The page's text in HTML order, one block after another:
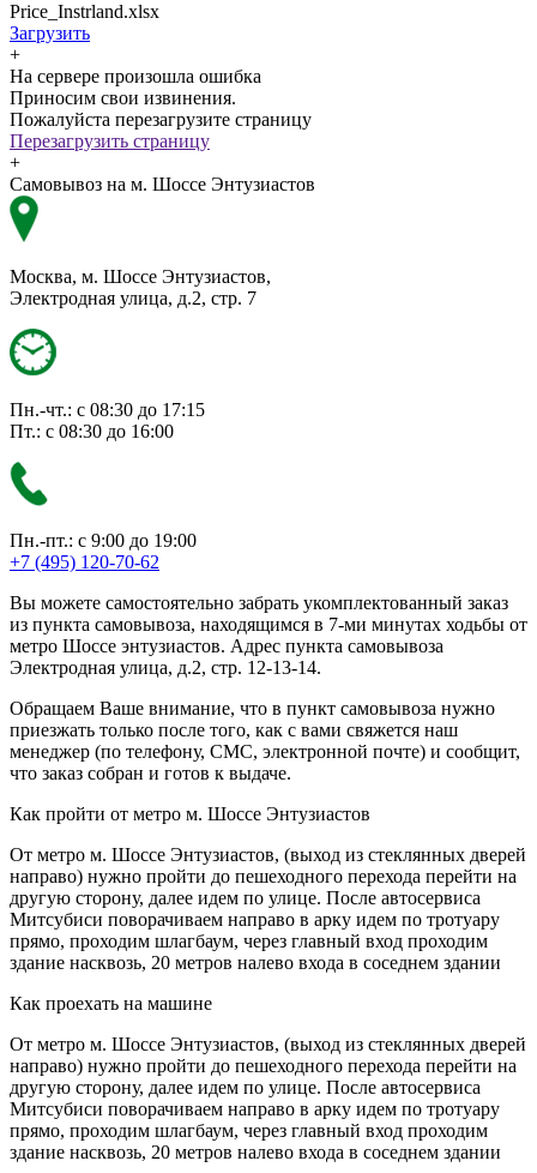
Price_Instrland.xlsx
Загрузить
+
На сервере произошла ошибка
Приносим свои извинения.
Пожалуйста перезагрузите страницу
Перезагрузить страницу
+
Самовывоз на м. Шоссе Энтузиастов
Москва, м. Шоссе Энтузиастов,
Электродная улица, д.2, стр. 7
Пн.-чт.: с 08:30 до 17:15
Пт.: с 08:30 до 16:00
Пн.-пт.: с 9:00 до 19:00
+7 (495) 120-70-62
Вы можете самостоятельно забрать укомплектованный заказ
из пункта самовывоза, находящимся в 7-ми минутах ходьбы от
метро Шоссе энтузиастов. Адрес пункта самовывоза
Электродная улица, д.2, стр. 12-13-14.
Обращаем Ваше внимание, что в пункт самовывоза нужно
приезжать только после того, как с вами свяжется наш
менеджер (по телефону, СМС, электронной почте) и сообщит,
что заказ собран и готов к выдаче.
Как пройти от метро м. Шоссе Энтузиастов
От метро м. Шоссе Энтузиастов, (выход из стеклянных дверей
направо) нужно пройти до пешеходного перехода перейти на
другую сторону, далее идем по улице. После автосервиса
Митсубиси поворачиваем направо в арку идем по тротуару
прямо, проходим шлагбаум, через главный вход проходим
здание насквозь, 20 метров налево входа в соседнем здании
Как проехать на машине
От метро м. Шоссе Энтузиастов, (выход из стеклянных дверей
направо) нужно пройти до пешеходного перехода перейти на
другую сторону, далее идем по улице. После автосервиса
Митсубиси поворачиваем направо в арку идем по тротуару
прямо, проходим шлагбаум, через главный вход проходим
здание насквозь, 20 метров налево входа в соседнем здании